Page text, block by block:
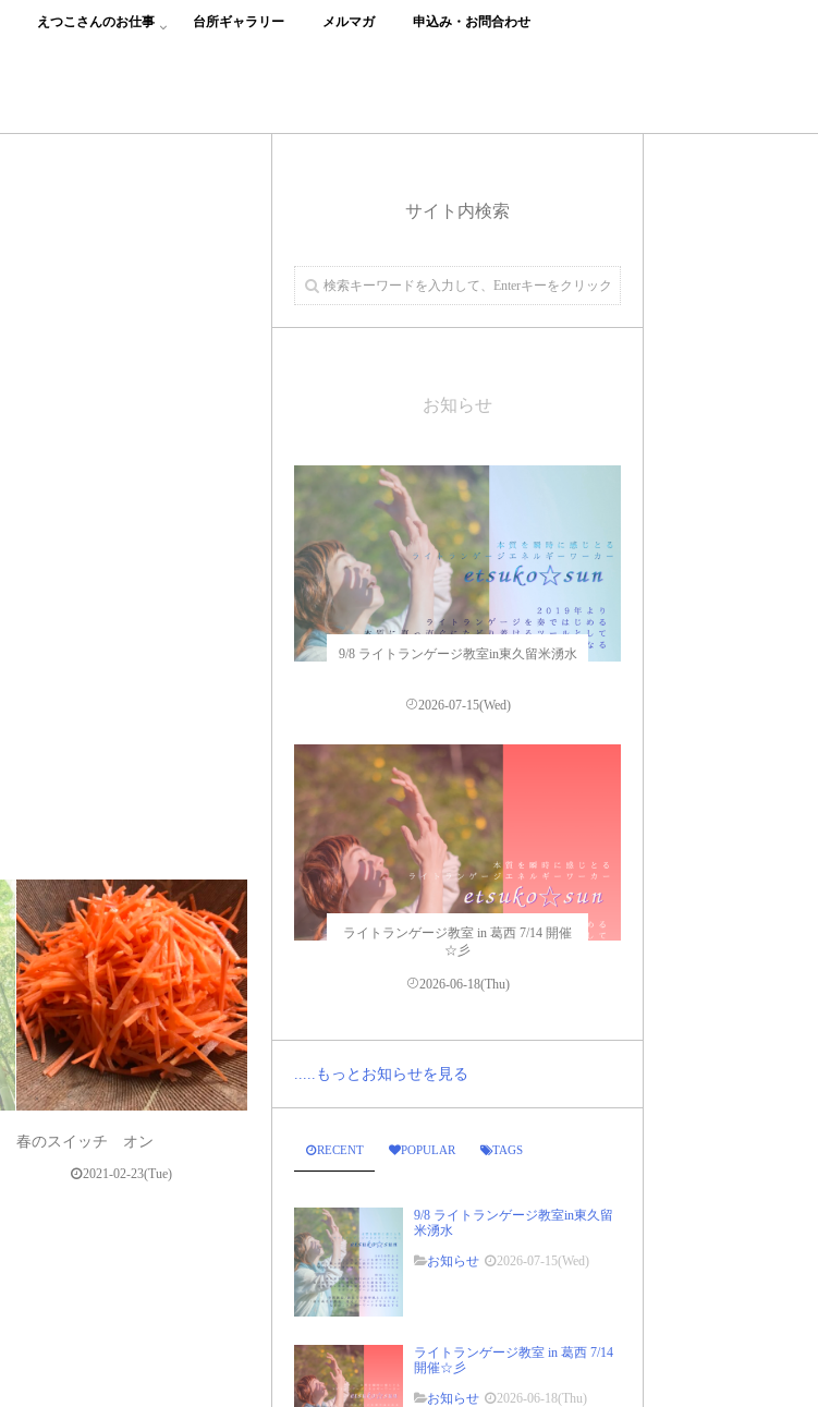
えつこさんのお仕事 台所ギャラリー メルマガ 申込み・お問合わせ
春のスイッチ オン
2021-02-23(Tue)
サイト内検索
お知らせ
9/8 ライトランゲージ教室in東久留米湧水
2026-07-15(Wed)
ライトランゲージ教室 in 葛西 7/14 開催
☆彡
2026-06-18(Thu)
.....もっとお知らせを見る
RECENT POPULAR TAGS
9/8 ライトランゲージ教室in東久留
米湧水
お知らせ
2026-07-15(Wed)
ライトランゲージ教室 in 葛西 7/14
開催☆彡
お知らせ
2026-06-18(Thu)